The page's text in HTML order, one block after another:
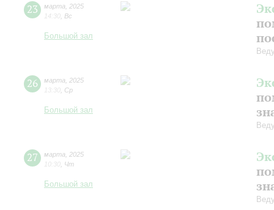
23 марта
2025
14:30 Вс
Большой зал
26 марта
2025
13:30 Ср
Большой зал
27 марта
2025
10:30 Чт
Большой зал